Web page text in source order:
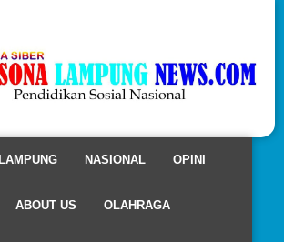
LAMPUNG NASIONAL OPINI
ABOUT US OLAHRAGA